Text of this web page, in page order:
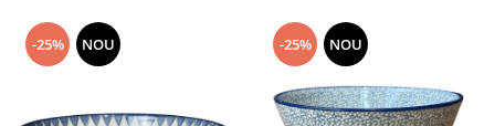
-25% NOU -25% NOU